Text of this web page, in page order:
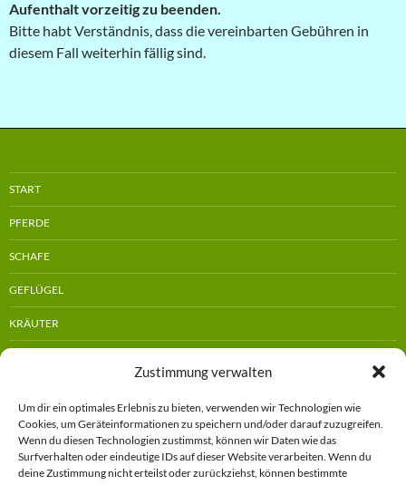
Zustimmung verwalten
Um dir ein optimales Erlebnis zu bieten, verwenden wir Technologien wie
Cookies, um Geräteinformationen zu speichern und/oder darauf zuzugreifen.
Wenn du diesen Technologien zustimmst, können wir Daten wie das
Surfverhalten oder eindeutige IDs auf dieser Website verarbeiten. Wenn du
deine Zustimmung nicht erteilst oder zurückziehst, können bestimmte
Aufenthalt vorzeitig zu beenden.
Bitte habt Verständnis, dass die vereinbarten Gebühren in
diesem Fall weiterhin fällig sind.
START
PFERDE
SCHAFE
GEFLÜGEL
KRÄUTER
STELLPLATZ
GÄSTEWOHNUNG
Impressum
Datenschutzerklärung